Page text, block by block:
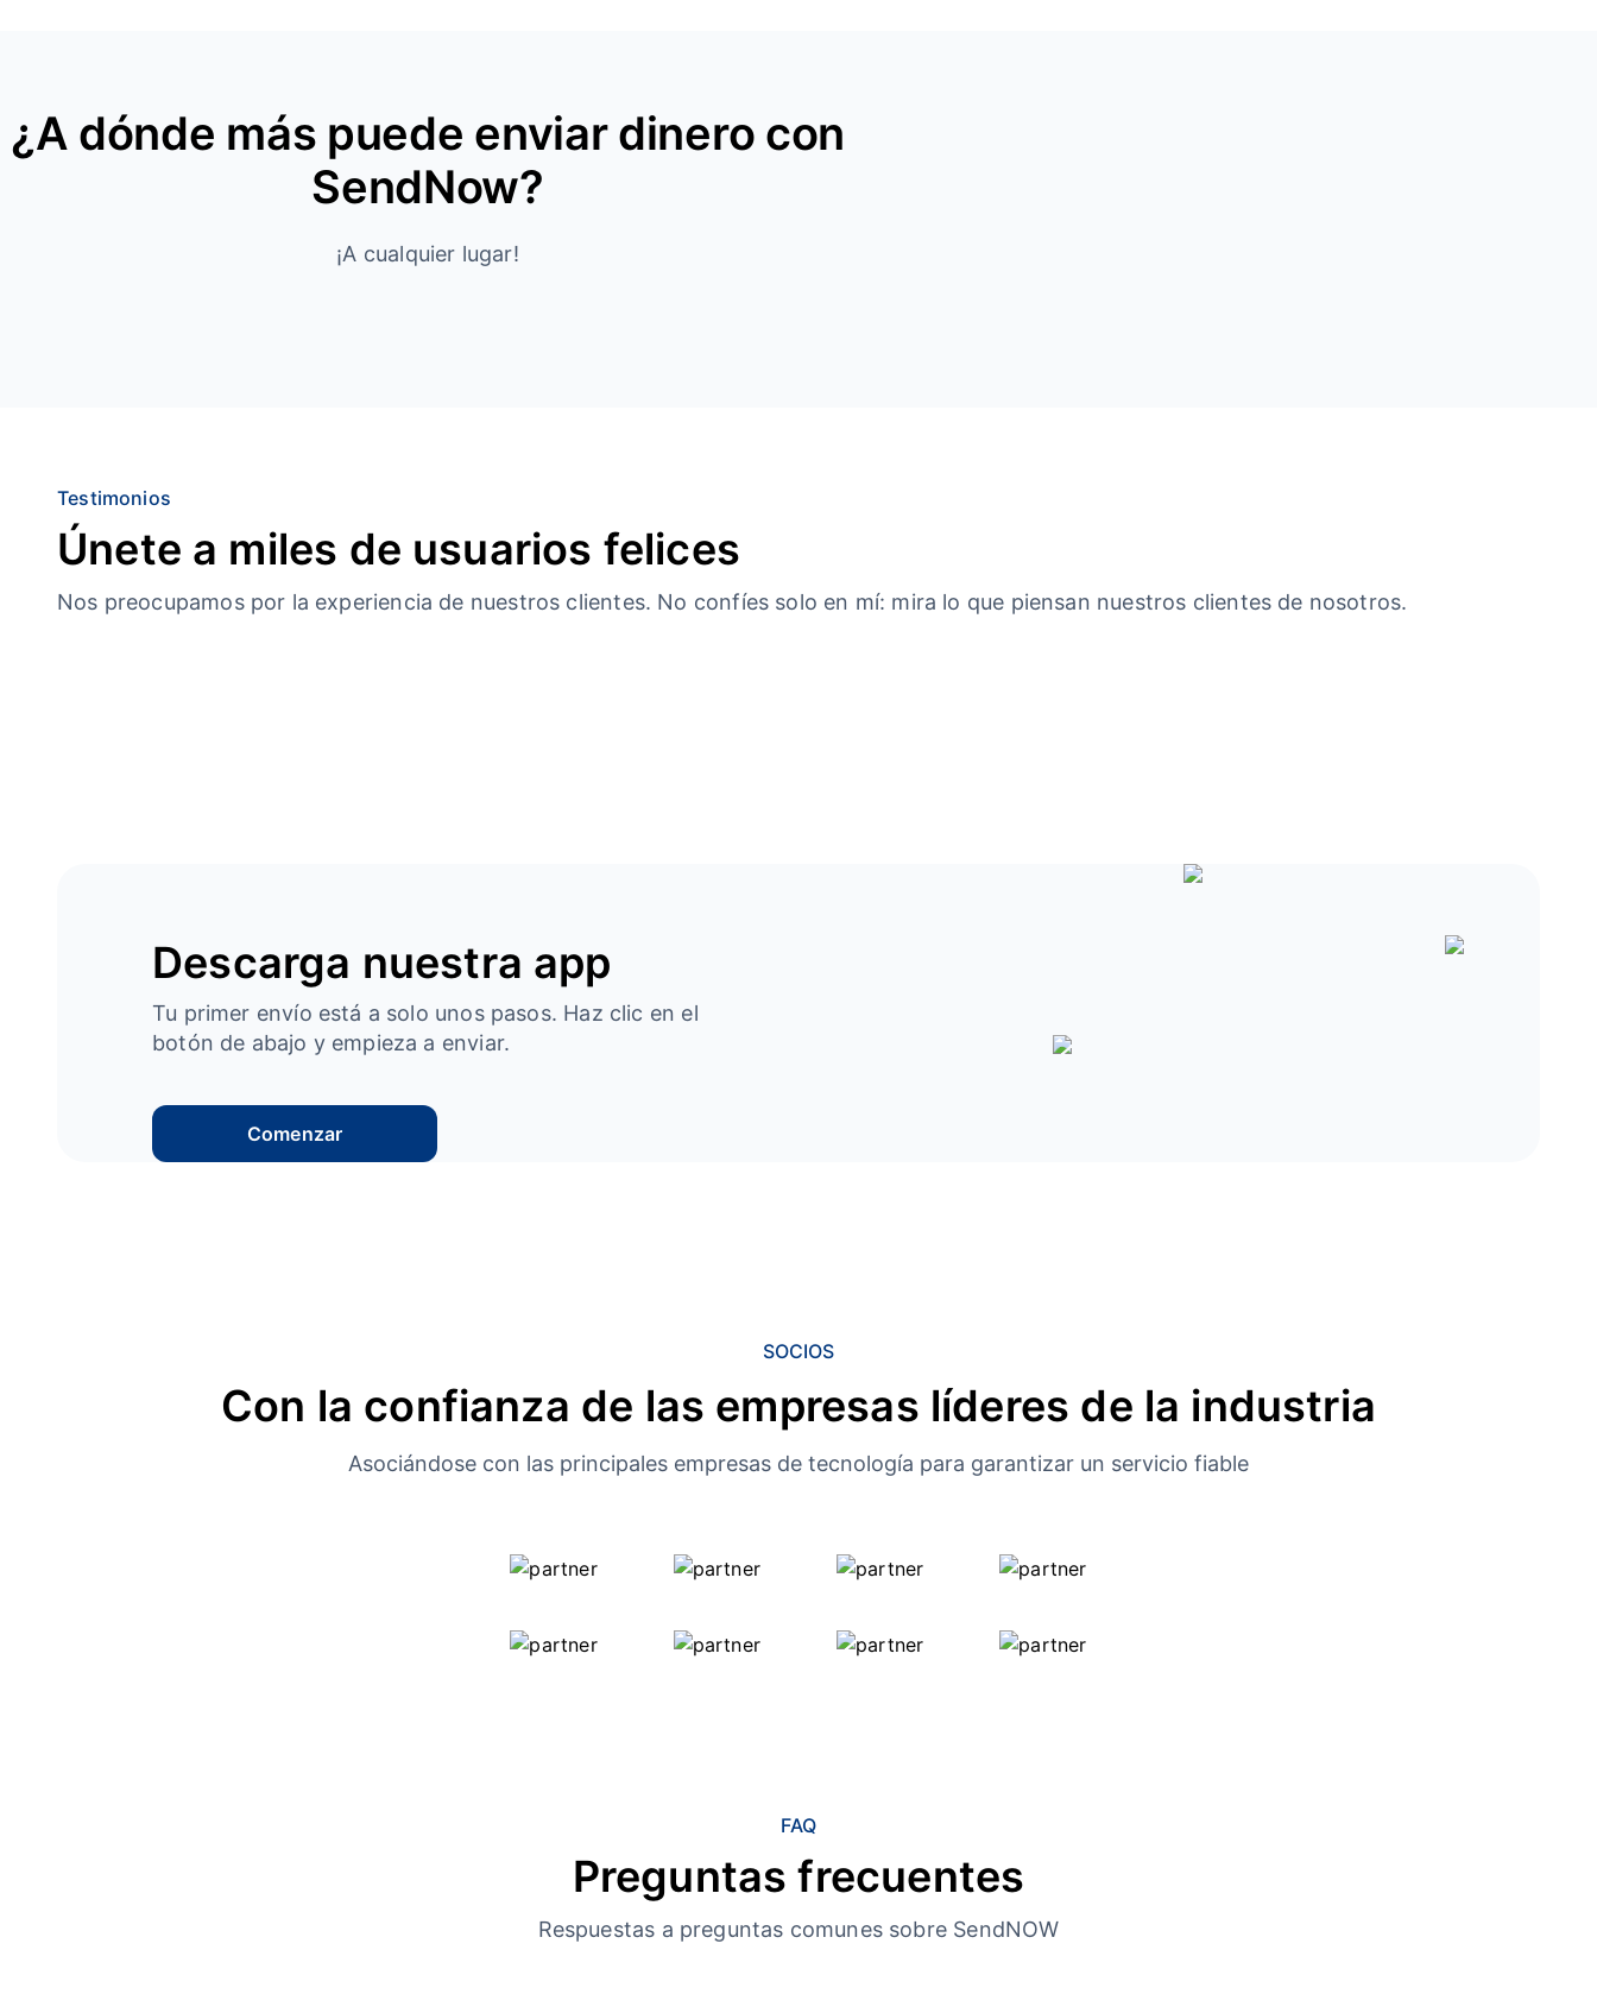
¿A dónde más puede enviar dinero con
SendNow?
¡A cualquier lugar!
Testimonios
Únete a miles de usuarios felices
Nos preocupamos por la experiencia de nuestros clientes. No confíes solo en mí: mira lo que piensan nuestros clientes de nosotros.
Descarga nuestra app
Tu primer envío está a solo unos pasos. Haz clic en el
botón de abajo y empieza a enviar.
Comenzar
SOCIOS
Con la confianza de las empresas líderes de la industria
Asociándose con las principales empresas de tecnología para garantizar un servicio fiable
FAQ
Preguntas frecuentes
Respuestas a preguntas comunes sobre SendNOW